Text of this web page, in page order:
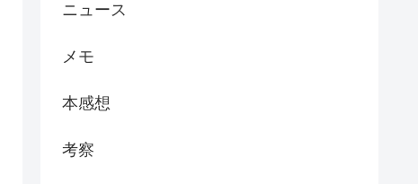
ニュース
メモ
本感想
考察